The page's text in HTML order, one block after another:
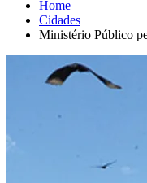
Home
Cidades
Ministério Público